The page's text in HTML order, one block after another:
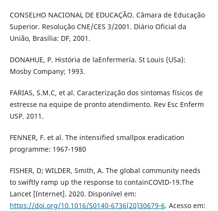
CONSELHO NACIONAL DE EDUCAÇÃO. Câmara de Educação
Superior. Resolução CNE/CES 3/2001. Diário Oficial da
União, Brasília: DF, 2001.
DONAHUE, P. História de laEnfermería. St Louis (USa):
Mosby Company; 1993.
FARIAS, S.M.C, et al. Caracterização dos sintomas físicos de
estresse na equipe de pronto atendimento. Rev Esc Enferm
USP. 2011.
FENNER, F. et al. The intensified smallpox eradication
programme: 1967-1980
FISHER, D; WILDER, Smith, A. The global community needs
to swiftly ramp up the response to containCOVID-19.The
Lancet [Internet]. 2020. Disponível em:
https://doi.org/10.1016/S0140-6736(20)30679-6. Acesso em: